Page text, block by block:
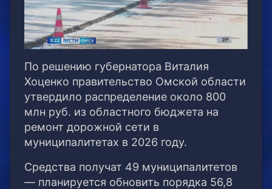
По решению губернатора Виталия
Хоценко правительство Омской области
утвердило распределение около 800
млн руб. из областного бюджета на
ремонт дорожной сети в
муниципалитетах в 2026 году.
Средства получат 49 муниципалитетов
— планируется обновить порядка 56,8